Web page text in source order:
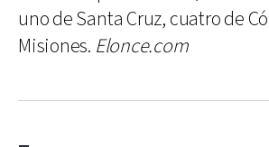
uno de Santa Cruz, cuatro de
Misiones. Elonce.com